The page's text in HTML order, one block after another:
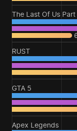
The Last Of Us Part
RUST
GTA 5
Apex Legends